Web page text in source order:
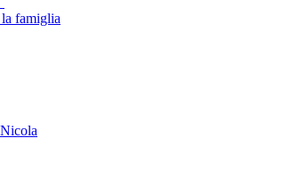
famiglia